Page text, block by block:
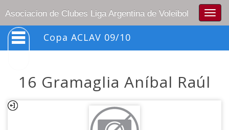
Asociacion de Clubes Liga Argentina de Voleibol
Copa ACLAV 09/10
16 Gramaglia Aníbal Raúl